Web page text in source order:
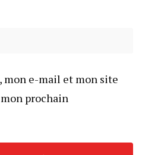
e-mail et mon site
prochain